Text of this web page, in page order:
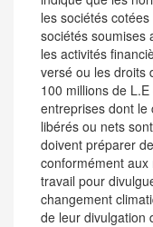
les sociétés
sociétés soumises
les activités
versé ou les droits
100 millions de
entreprises dont le
libérés ou nets
doivent préparer
conformément
travail pour
changement
de leur divulgation